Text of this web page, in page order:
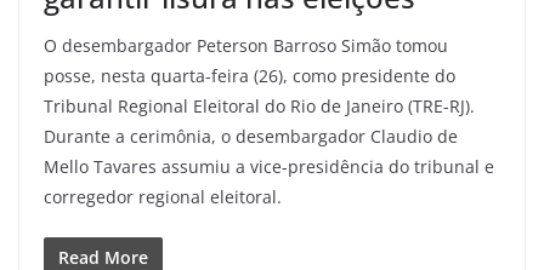
O desembargador Peterson Barroso Simão tomou
posse, nesta quarta-feira (26), como presidente do
Tribunal Regional Eleitoral do Rio de Janeiro (TRE-RJ).
Durante a cerimônia, o desembargador Claudio de
Mello Tavares assumiu a vice-presidência do tribunal e
corregedor regional eleitoral.
Read More